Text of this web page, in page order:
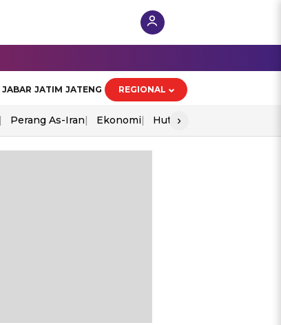
JABAR JATIM JATENG REGIONAL
Perang As-Iran Ekonomi Hut Ri
›